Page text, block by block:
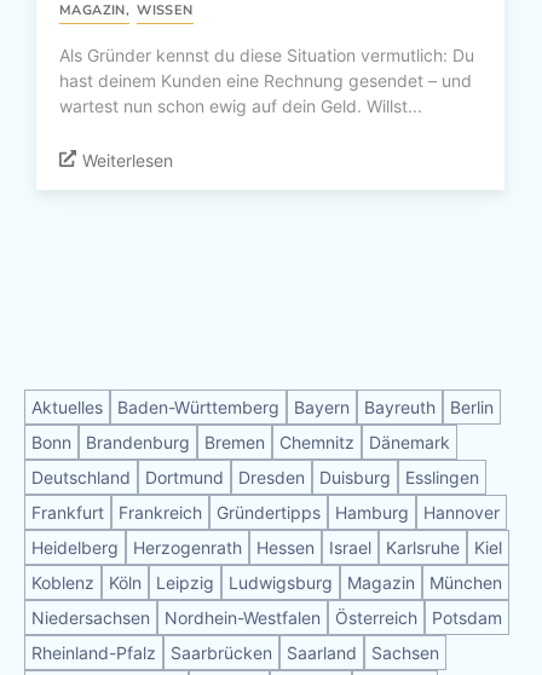
MAGAZIN, WISSEN
Als Gründer kennst du diese Situation vermutlich: Du
hast deinem Kunden eine Rechnung gesendet – und
wartest nun schon ewig auf dein Geld. Willst...
Weiterlesen
Aktuelles Baden-Württemberg Bayern Bayreuth
Berlin
Bonn
Brandenburg Bremen Chemnitz
Dänemark
Deutschland
Dortmund Dresden Duisburg
Esslingen
Frankfurt
Frankreich Gründertipps Hamburg
Hannover
Heidelberg
Herzogenrath Hessen Israel Karlsruhe
Kiel
Koblenz
Köln Leipzig Ludwigsburg Magazin
München
Niedersachsen
Nordhein-Westfalen Österreich
Potsdam
Rheinland-Pfalz
Saarbrücken Saarland
Sachsen